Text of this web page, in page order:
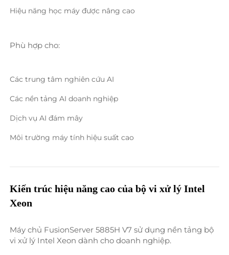
Hiệu năng học máy được nâng cao
Phù hợp cho:
Các trung tâm nghiên cứu AI
Các nền tảng AI doanh nghiệp
Dịch vụ AI đám mây
Môi trường máy tính hiệu suất cao
Kiến trúc hiệu năng cao của bộ vi xử lý Intel
Xeon
Máy chủ FusionServer 5885H V7 sử dụng nền tảng bộ
vi xử lý Intel Xeon dành cho doanh nghiệp.